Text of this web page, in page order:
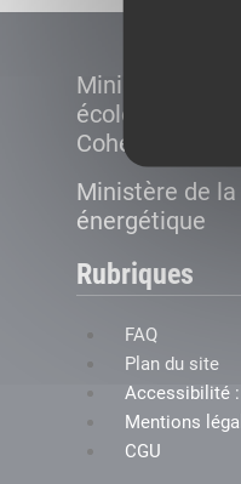
Ministère de
écologique et
Cohésion des
Ministère de
énergétique
Rubriques
FAQ
Plan du site
Accessibilité
Mentions
CGU